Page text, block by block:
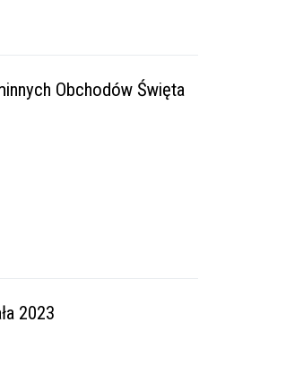
Obchodów Święta
2023